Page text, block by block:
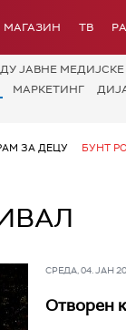
МАГАЗИН ТВ
ЈАВНЕ МЕДИЈСКЕ
МАРКЕТИНГ
ЗА ДЕЦУ БУНТ
СРЕДА, 04. ЈАН
Отворен